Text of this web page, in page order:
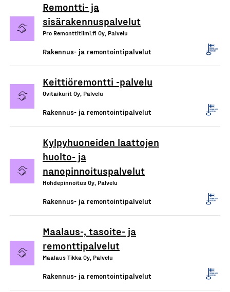
Remontti- ja
sisärakennuspalvelut
Pro Remonttitiimi.fi Oy, Palvelu
Rakennus- ja remontointipalvelut
Keittiöremontti -palvelu
Ovitaikurit Oy, Palvelu
Rakennus- ja remontointipalvelut
Kylpyhuoneiden laattojen
huolto- ja
nanopinnoituspalvelut
Hohdepinnoitus Oy, Palvelu
Rakennus- ja remontointipalvelut
Maalaus-, tasoite- ja
remonttipalvelut
Maalaus Tikka Oy, Palvelu
Rakennus- ja remontointipalvelut